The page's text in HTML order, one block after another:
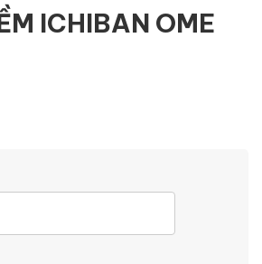
ICHIBAN OME